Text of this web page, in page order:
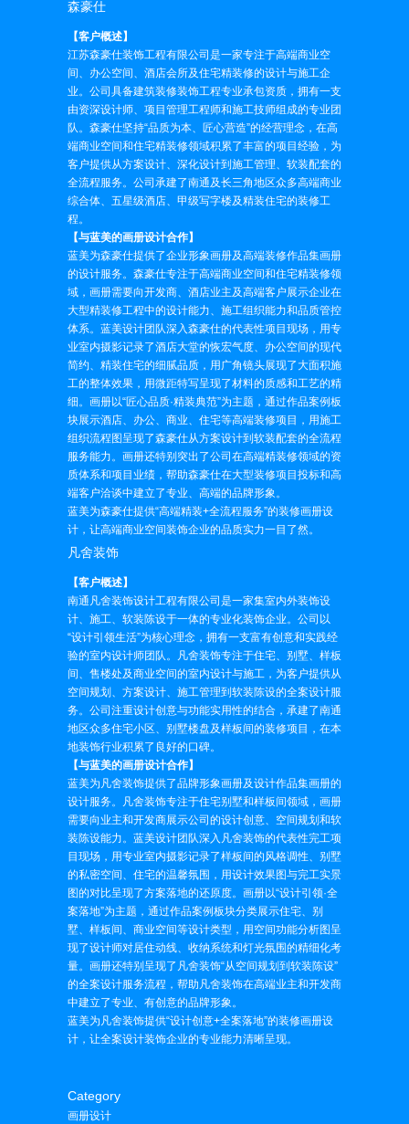
森豪仕
【客户概述】
江苏森豪仕装饰工程有限公司是一家专注于高端商业空
间、办公空间、酒店会所及住宅精装修的设计与施工企
业。公司具备建筑装修装饰工程专业承包资质，拥有一支
由资深设计师、项目管理工程师和施工技师组成的专业团
队。森豪仕坚持“品质为本、匠心营造”的经营理念，在高
端商业空间和住宅精装修领域积累了丰富的项目经验，为
客户提供从方案设计、深化设计到施工管理、软装配套的
全流程服务。公司承建了南通及长三角地区众多高端商业
综合体、五星级酒店、甲级写字楼及精装住宅的装修工
程。
【与蓝美的画册设计合作】
蓝美为森豪仕提供了企业形象画册及高端装修作品集画册
的设计服务。森豪仕专注于高端商业空间和住宅精装修领
域，画册需要向开发商、酒店业主及高端客户展示企业在
大型精装修工程中的设计能力、施工组织能力和品质管控
体系。蓝美设计团队深入森豪仕的代表性项目现场，用专
业室内摄影记录了酒店大堂的恢宏气度、办公空间的现代
简约、精装住宅的细腻品质，用广角镜头展现了大面积施
工的整体效果，用微距特写呈现了材料的质感和工艺的精
细。画册以“匠心品质·精装典范”为主题，通过作品案例板
块展示酒店、办公、商业、住宅等高端装修项目，用施工
组织流程图呈现了森豪仕从方案设计到软装配套的全流程
服务能力。画册还特别突出了公司在高端精装修领域的资
质体系和项目业绩，帮助森豪仕在大型装修项目投标和高
端客户洽谈中建立了专业、高端的品牌形象。
蓝美为森豪仕提供“高端精装+全流程服务”的装修画册设
计，让高端商业空间装饰企业的品质实力一目了然。
凡舍装饰
【客户概述】
南通凡舍装饰设计工程有限公司是一家集室内外装饰设
计、施工、软装陈设于一体的专业化装饰企业。公司以
“设计引领生活”为核心理念，拥有一支富有创意和实践经
验的室内设计师团队。凡舍装饰专注于住宅、别墅、样板
间、售楼处及商业空间的室内设计与施工，为客户提供从
空间规划、方案设计、施工管理到软装陈设的全案设计服
务。公司注重设计创意与功能实用性的结合，承建了南通
地区众多住宅小区、别墅楼盘及样板间的装修项目，在本
地装饰行业积累了良好的口碑。
【与蓝美的画册设计合作】
蓝美为凡舍装饰提供了品牌形象画册及设计作品集画册的
设计服务。凡舍装饰专注于住宅别墅和样板间领域，画册
需要向业主和开发商展示公司的设计创意、空间规划和软
装陈设能力。蓝美设计团队深入凡舍装饰的代表性完工项
目现场，用专业室内摄影记录了样板间的风格调性、别墅
的私密空间、住宅的温馨氛围，用设计效果图与完工实景
图的对比呈现了方案落地的还原度。画册以“设计引领·全
案落地”为主题，通过作品案例板块分类展示住宅、别
墅、样板间、商业空间等设计类型，用空间功能分析图呈
现了设计师对居住动线、收纳系统和灯光氛围的精细化考
量。画册还特别呈现了凡舍装饰“从空间规划到软装陈设”
的全案设计服务流程，帮助凡舍装饰在高端业主和开发商
中建立了专业、有创意的品牌形象。
蓝美为凡舍装饰提供“设计创意+全案落地”的装修画册设
计，让全案设计装饰企业的专业能力清晰呈现。
Category
画册设计